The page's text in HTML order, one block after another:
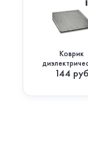
Коврик
144 руб